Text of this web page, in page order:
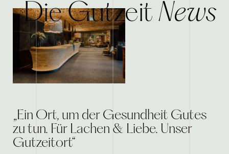
Die GutzeitNews
„Ein Ort, um der Gesundheit Gutes
zu tun. Für Lachen & Liebe. Unser
Gutzeitort“